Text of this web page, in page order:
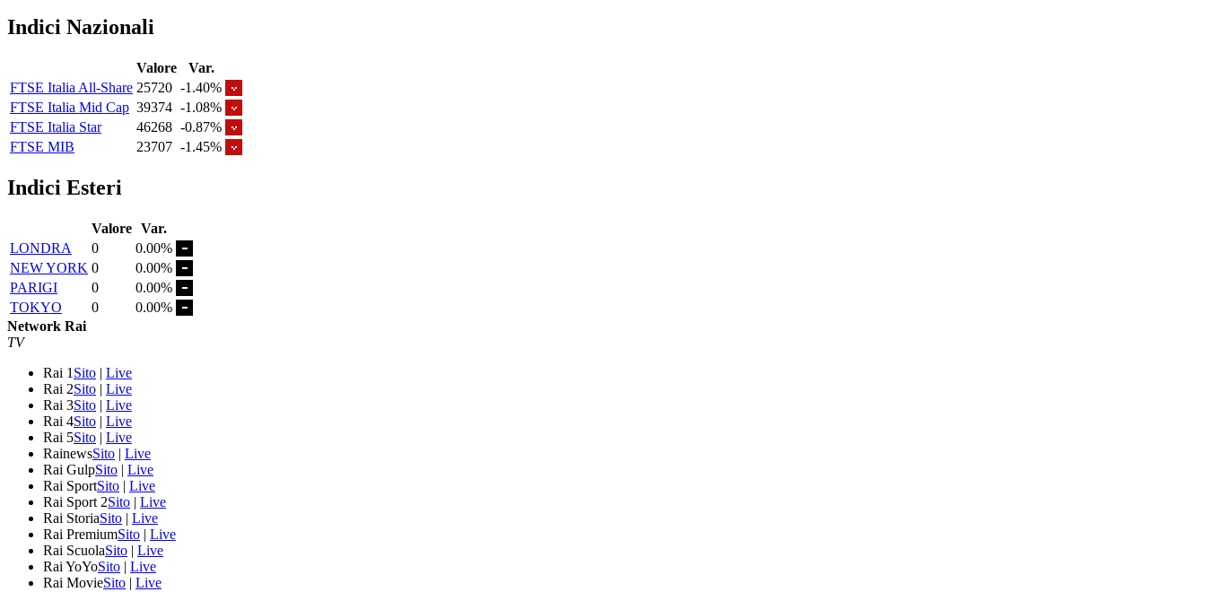
Indici Nazionali
Valore
Var.
FTSE Italia All-Share 25720 -1.40%
FTSE Italia Mid Cap 39374 -1.08%
FTSE Italia Star
46268 -0.87%
FTSE MIB
23707 -1.45%
Indici Esteri
Valore Var.
LONDRA
0
0.00%
NEW YORK 0
0.00%
PARIGI
0
0.00%
TOKYO
0
0.00%
Network Rai
TV
Rai 1 Sito | Live
Rai 2Sito | Live
Rai 3Sito | Live
Rai 4Sito | Live
Rai 5Sito | Live
RainewsSito | Live
Rai GulpSito | Live
Rai SportSito | Live
Rai Sport 2Sito | Live
Rai StoriaSito | Live
Rai PremiumSito | Live
Rai ScuolaSito | Live
Rai YoYoSito | Live
Rai MovieSito | Live